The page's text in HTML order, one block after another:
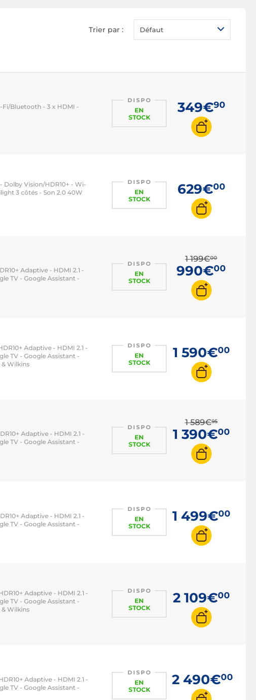
TV 100 Hz
TV Bluetooth
TV HDMI 2.1
Trier par : Défaut
Fi/Bluetooth - 3 x HDMI -
DISPO
EN
STOCK
349€90
Dolby Vision/HDR10+ - Wi-
3 côtés - Son 2.0 40W
DISPO
EN
STOCK
629€00
Adaptive - HDMI 2.1 -
TV - Google Assistant -
DISPO
EN
STOCK
1 199€00
990€00
Adaptive - HDMI 2.1 -
TV - Google Assistant -
Wilkins
DISPO
EN
STOCK
1 590€00
Adaptive - HDMI 2.1 -
TV - Google Assistant -
DISPO
EN
STOCK
1 589€95
1 390€00
Adaptive - HDMI 2.1 -
TV - Google Assistant -
DISPO
EN
STOCK
1 499€00
Adaptive - HDMI 2.1 -
TV - Google Assistant -
Wilkins
DISPO
EN
STOCK
2 109€00
Adaptive - HDMI 2.1 -
TV - Google Assistant -
DISPO
EN
STOCK
2 490€00